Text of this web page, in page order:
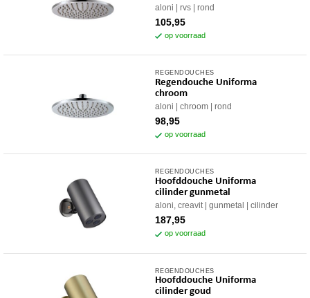
aloni rvs rond
105,95
op voorraad
REGENDOUCHES
Regendouche Uniforma
chroom
aloni chroom rond
98,95
op voorraad
REGENDOUCHES
Hoofddouche Uniforma
cilinder gunmetal
aloni, creavit gunmetal cilinder
187,95
op voorraad
REGENDOUCHES
Hoofddouche Uniforma
cilinder goud